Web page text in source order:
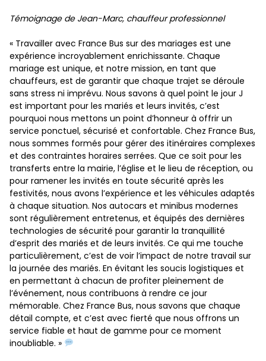
Témoignage de Jean-Marc, chauffeur professionnel
« Travailler avec France Bus sur des mariages est une
expérience incroyablement enrichissante. Chaque
mariage est unique, et notre mission, en tant que
chauffeurs, est de garantir que chaque trajet se déroule
sans stress ni imprévu. Nous savons à quel point le jour J
est important pour les mariés et leurs invités, c’est
pourquoi nous mettons un point d’honneur à offrir un
service ponctuel, sécurisé et confortable. Chez France Bus,
nous sommes formés pour gérer des itinéraires complexes
et des contraintes horaires serrées. Que ce soit pour les
transferts entre la mairie, l’église et le lieu de réception, ou
pour ramener les invités en toute sécurité après les
festivités, nous avons l’expérience et les véhicules adaptés
à chaque situation. Nos autocars et minibus modernes
sont régulièrement entretenus, et équipés des dernières
technologies de sécurité pour garantir la tranquillité
d’esprit des mariés et de leurs invités. Ce qui me touche
particulièrement, c’est de voir l’impact de notre travail sur
la journée des mariés. En évitant les soucis logistiques et
en permettant à chacun de profiter pleinement de
l’événement, nous contribuons à rendre ce jour
mémorable. Chez France Bus, nous savons que chaque
détail compte, et c’est avec fierté que nous offrons un
service fiable et haut de gamme pour ce moment
inoubliable. »